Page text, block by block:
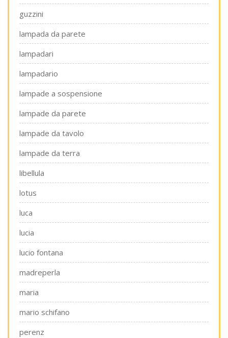
guzzini
lampada da parete
lampadari
lampadario
lampade a sospensione
lampade da parete
lampade da tavolo
lampade da terra
libellula
lotus
luca
lucia
lucio fontana
madreperla
maria
mario schifano
perenz